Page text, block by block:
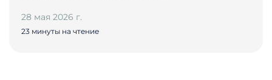
28 мая 2026 г.
23 минуты на чтение